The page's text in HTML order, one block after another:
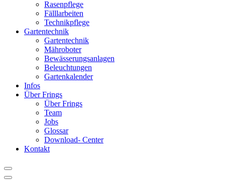
Rasenpflege
Fälllarbeiten
Technikpflege
Gartentechnik
Gartentechnik
Mähroboter
Bewässerungsanlagen
Beleuchtungen
Gartenkalender
Infos
Über Frings
Über Frings
Team
Jobs
Glossar
Download- Center
Kontakt